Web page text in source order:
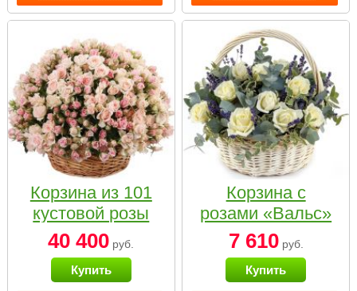
Корзина из 101
кустовой розы
нежных тонов
40 400 руб.
Купить
Корзина с
розами «Вальс»
7 610руб.
Купить